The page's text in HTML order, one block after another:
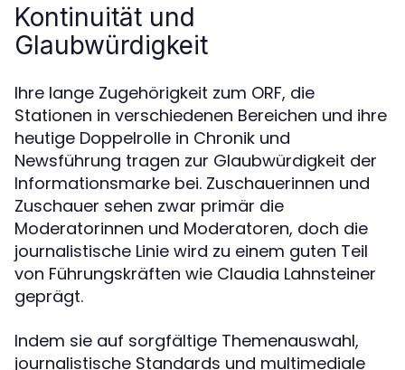
Kontinuität und
Glaubwürdigkeit
Ihre lange Zugehörigkeit zum ORF, die
Stationen in verschiedenen Bereichen und ihre
heutige Doppelrolle in Chronik und
Newsführung tragen zur Glaubwürdigkeit der
Informationsmarke bei. Zuschauerinnen und
Zuschauer sehen zwar primär die
Moderatorinnen und Moderatoren, doch die
journalistische Linie wird zu einem guten Teil
von Führungskräften wie Claudia Lahnsteiner
geprägt.
Indem sie auf sorgfältige Themenauswahl,
journalistische Standards und multimediale